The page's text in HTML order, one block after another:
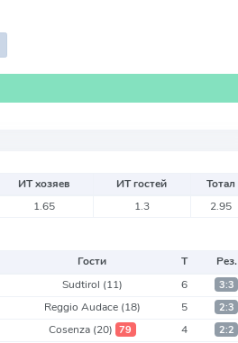
ИТ хозяев ИТ гостей
Тотал
1.65 1.3 2.95
Гости Т
Рез.
Sudtirol (11) 6 3:3
Reggio Audace (18) 5 2:3
Cosenza (20) 79 4 2:2